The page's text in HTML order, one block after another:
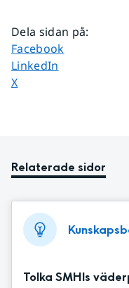
Dela sidan på:
Dela sidan på
Facebook
Dela sidan på
LinkedIn
Dela sidan på
X
Relaterade sidor
Tolka SMHIs